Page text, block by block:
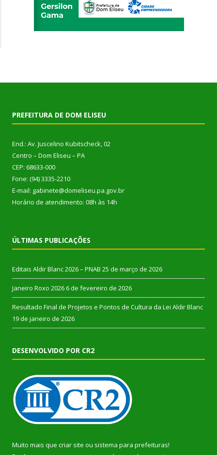
PREFEITURA DE DOM ELISEU
End.: Av. Juscelino Kubitscheck, 02
Centro – Dom Eliseu – PA
CEP: 68633-000
Fone: (94) 3335-2210
E-mail: gabinete@domeliseu.pa.gov.br
Horário de atendimento: 08h às 14h
ÚLTIMAS PUBLICAÇÕES
Editais Aldir Blanc 2026 – PNAB 25 de março de 2026
Janeiro Roxo 2026 6 de fevereiro de 2026
Resultado Final de Projetos e Pontos de Cultura da Lei Aldir Blanc
19 de janeiro de 2026
DESENVOLVIDO POR CR2
Muito mais que criar site ou sistema para prefeituras!